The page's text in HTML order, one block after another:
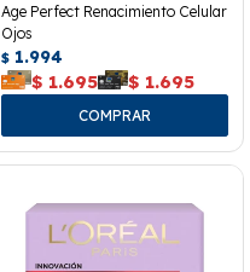
Age Perfect Renacimiento Celular
Ojos
$ 1.994
$ 1.695 $ 1.695